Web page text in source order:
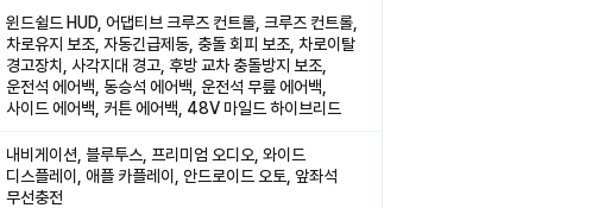
윈드쉴드 HUD, 어댑티브 크루즈 컨트롤, 크루즈 컨트롤,
차로유지 보조, 자동긴급제동, 충돌 회피 보조, 차로이탈
경고장치, 사각지대 경고, 후방 교차 충돌방지 보조,
운전석 에어백, 동승석 에어백, 운전석 무릎 에어백,
사이드 에어백, 커튼 에어백, 48V 마일드 하이브리드
내비게이션, 블루투스, 프리미엄 오디오, 와이드
디스플레이, 애플 카플레이, 안드로이드 오토, 앞좌석
무선충전